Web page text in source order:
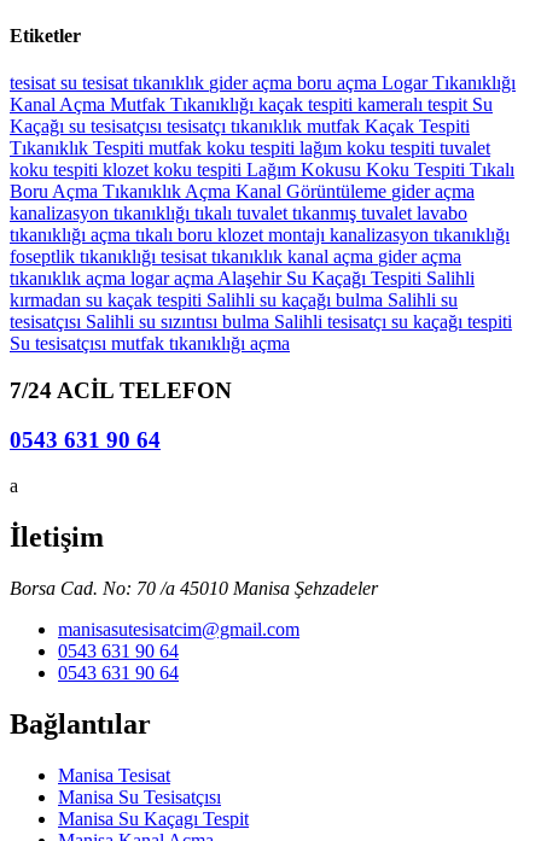
Etiketler
tesisat su tesisat tıkanıklık gider açma boru açma Logar Tıkanıklığı
Kanal Açma Mutfak Tıkanıklığı kaçak tespiti kameralı tespit Su
Kaçağı su tesisatçısı tesisatçı tıkanıklık mutfak Kaçak Tespiti
Tıkanıklık Tespiti mutfak koku tespiti lağım koku tespiti tuvalet
koku tespiti klozet koku tespiti Lağım Kokusu Koku Tespiti Tıkalı
Boru Açma Tıkanıklık Açma Kanal Görüntüleme gider açma
kanalizasyon tıkanıklığı tıkalı tuvalet tıkanmış tuvalet lavabo
tıkanıklığı açma tıkalı boru klozet montajı kanalizasyon tıkanıklığı
foseptlik tıkanıklığı tesisat tıkanıklık kanal açma gider açma
tıkanıklık açma logar açma Alaşehir Su Kaçağı Tespiti Salihli
kırmadan su kaçak tespiti Salihli su kaçağı bulma Salihli su
tesisatçısı Salihli su sızıntısı bulma Salihli tesisatçı su kaçağı tespiti
Su tesisatçısı mutfak tıkanıklığı açma
7/24 ACİL TELEFON
0543 631 90 64
a
İletişim
Borsa Cad. No: 70 /a 45010 Manisa Şehzadeler
manisasutesisatcim@gmail.com
0543 631 90 64
0543 631 90 64
Bağlantılar
Manisa Tesisat
Manisa Su Tesisatçısı
Manisa Su Kaçagı Tespit